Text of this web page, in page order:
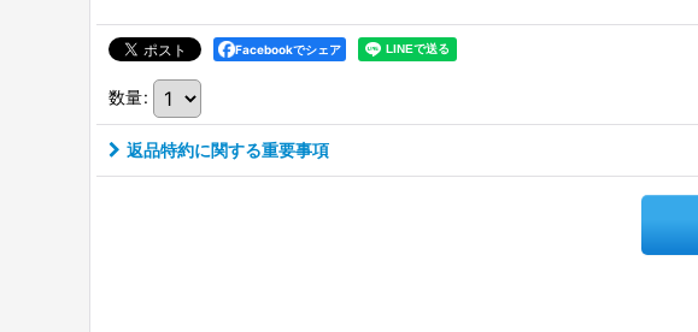
Facebookでシェア
数量:
返品特約に関する重要事項